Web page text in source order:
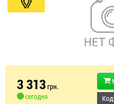
3 313грн.
сегодня
Код: